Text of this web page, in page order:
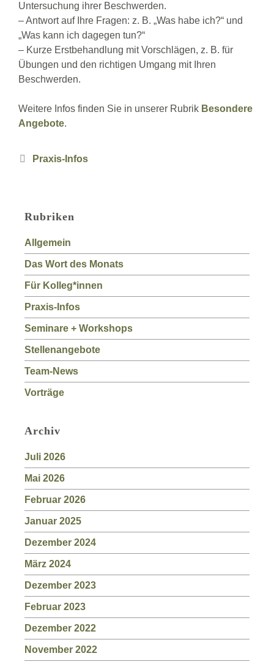
Untersuchung ihrer Beschwerden.
– Antwort auf Ihre Fragen: z. B. „Was habe ich?“ und
„Was kann ich dagegen tun?“
– Kurze Erstbehandlung mit Vorschlägen, z. B. für
Übungen und den richtigen Umgang mit Ihren
Beschwerden.
Weitere Infos finden Sie in unserer Rubrik Besondere
Angebote.
Kategorien
Praxis-Infos
Rubriken
Allgemein
Das Wort des Monats
Für Kolleg*innen
Praxis-Infos
Seminare + Workshops
Stellenangebote
Team-News
Vorträge
Archiv
Juli 2026
Mai 2026
Februar 2026
Januar 2025
Dezember 2024
März 2024
Dezember 2023
Februar 2023
Dezember 2022
November 2022